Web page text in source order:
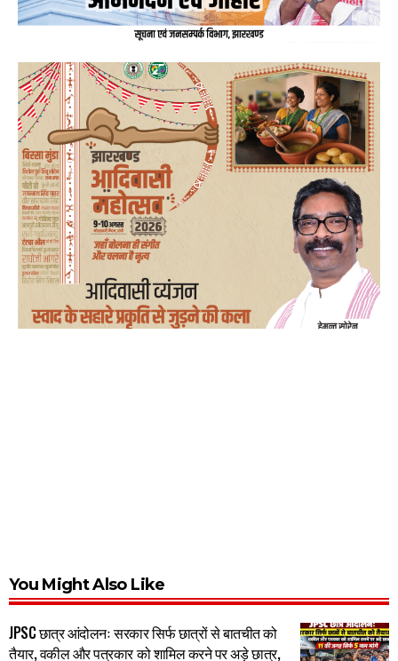
You Might Also Like
JPSC छात्र आंदोलनः सरकार सिर्फ छात्रों से बातचीत को
तैयार, वकील और पत्रकार को शामिल करने पर अड़े छात्र,